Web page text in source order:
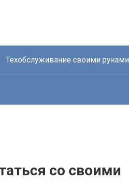
Техобслуживание своими руками
со своими